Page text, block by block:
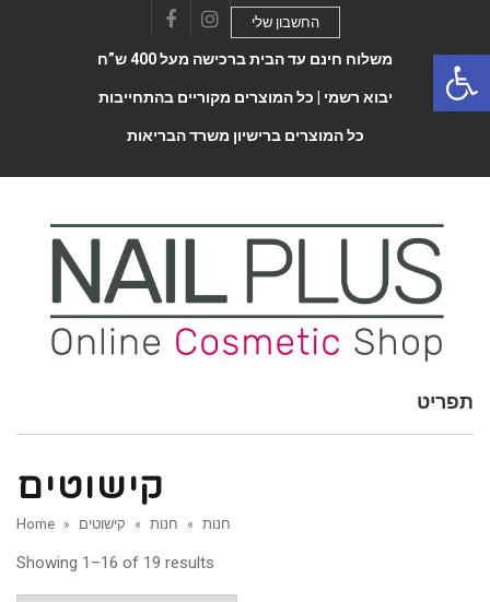
FacebookInstagram
החשבון שלי
משלוח חינם עד הבית ברכישה מעל 400 ש”ח
יבוא רשמי | כל המוצרים מקוריים בהתחייבות
כל המוצרים ברישיון משרד הבריאות
Toggle
תפריט
קישוטים
Home » חנות » חנות » קישוטים
Showing 1–16 of 19 results